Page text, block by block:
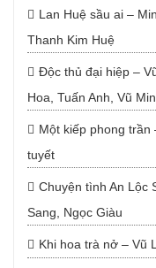
Lan Huệ sầu ai –
Thanh Kim Huệ
Độc thủ đại hiệp –
Hoa, Tuấn Anh, Vũ
Một kiếp phong trần
tuyết
Chuyện tình An Lộc
Sang, Ngọc Giàu
Khi hoa trà nở – Vũ